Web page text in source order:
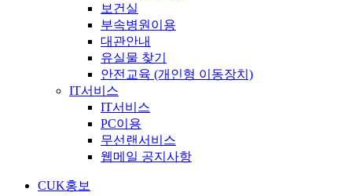
보건실
부속병원이용
대관안내
유실물 찾기
안전교육 (개인형 이동장치)
IT서비스
IT서비스
PC이용
무선랜서비스
웹메일 공지사항
CUK홍보